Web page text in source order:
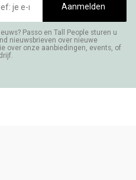
Aanmelden
Passo en Tall People sturen u
nieuwsbrieven over nieuwe
over onze aanbiedingen, events, of